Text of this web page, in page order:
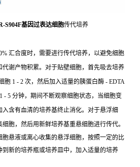
S904F基因过表达细胞传代培养
汇合度时，需要进行传代培养，以避免细胞
谢产物积累。对于贴壁细胞，首先吸去培养
胞 1 - 2 次，然后加入适量的胰蛋白酶 - EDTA
- 5 分钟，期间不断观察细胞状态，当细胞变
入含有血清的培养基终止消化。对于悬浮细
胞，然后用新鲜培养基重悬细胞进行传代。
悬液或离心收集的悬浮细胞，按照一定的比
到新的培养瓶或培养皿中，加入适量的培养